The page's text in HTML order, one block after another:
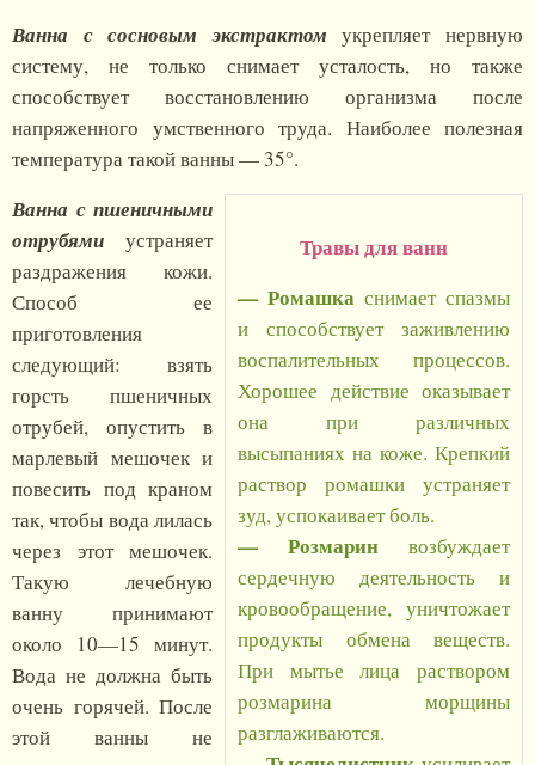
Ванна с сосновым экстрактомукрепляет нервную
систему, не только снимает усталость, но также
способствует восстановлению организма после
напряженного умственного труда. Наиболее полезная
температура такой ванны — 35°.
Травы для ванн
— Ромашка снимает спазмы
и способствует заживлению
воспалительных процессов.
Хорошее действие оказывает
она при различных
высыпаниях на коже. Крепкий
раствор ромашки устраняет
зуд, успокаивает боль.
— Розмарин возбуждает
сердечную деятельность и
кровообращение, уничтожает
продукты обмена веществ.
При мытье лица раствором
розмарина морщины
разглаживаются.
Ванна с пшеничными
отрубями устраняет
раздражения кожи.
Способ ее
приготовления
следующий: взять
горсть пшеничных
отрубей, опустить в
марлевый мешочек и
повесить под краном
так, чтобы вода лилась
через этот мешочек.
Такую лечебную
ванну принимают
около 10—15 минут.
Вода не должна быть
очень горячей. После
этой ванны не